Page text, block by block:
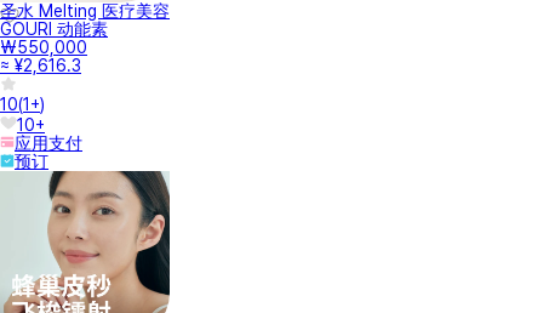
圣水 Melting 医疗美容
GOURI 动能素
₩550,000
≈ ¥2,616.3
10(1+)
10+
应用支付
预订